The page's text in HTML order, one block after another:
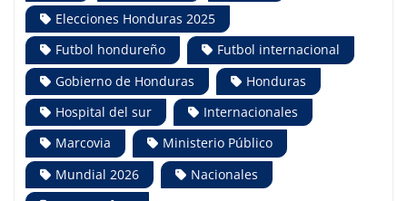
Elecciones Honduras 2025
Futbol hondureño
Futbol internacional
Gobierno de Honduras
Honduras
Hospital del sur
Internacionales
Marcovia
Ministerio Público
Mundial 2026
Nacionales